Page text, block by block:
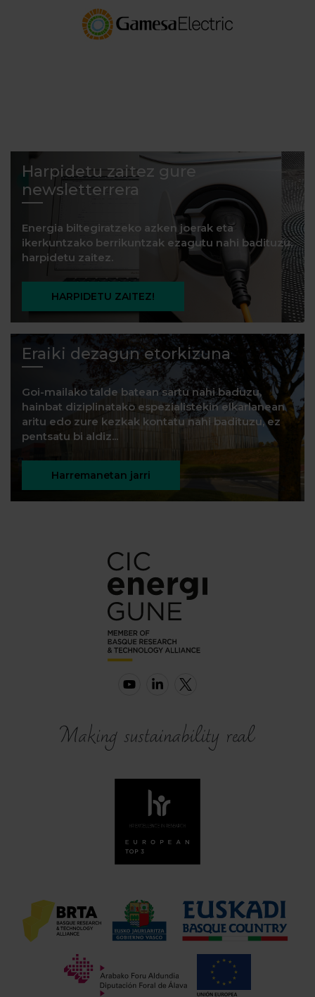
Harpidetu zaitez gure
newsletterrera
Energia biltegiratzeko azken joerak eta
ikerkuntzako berrikuntzak ezagutu nahi badituzu,
harpidetu zaitez.
HARPIDETU ZAITEZ!
Eraiki dezagun etorkizuna
Goi-mailako talde batean sartu nahi baduzu,
hainbat diziplinatako espezialistekin elkarlanean
aritu edo zure kezkak kontatu nahi badituzu, ez
pentsatu bi aldiz...
Harremanetan jarri